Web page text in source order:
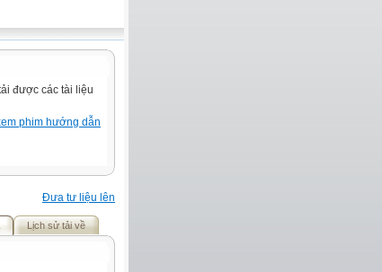
được các tài liệu
phim hướng dẫn
Đưa tư liệu lên
Lịch sử tải về